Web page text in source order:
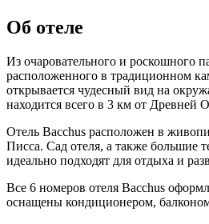
Об отеле
Из очаровательного и роскошного
расположенного в традиционном
открывается чудесный вид на
находится всего в 3 км от Древней
Отель Bacchus расположен в
Писса. Сад отеля, а также большие
идеально подходят для отдыха и
Все 6 номеров отеля Bacchus
оснащены кондиционером,